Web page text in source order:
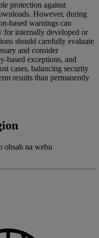
protection against
However, during
based warnings can
for internally developed or
should carefully evaluate
and consider
based exceptions, and
cases, balancing security
results than permanently
obsah na webu